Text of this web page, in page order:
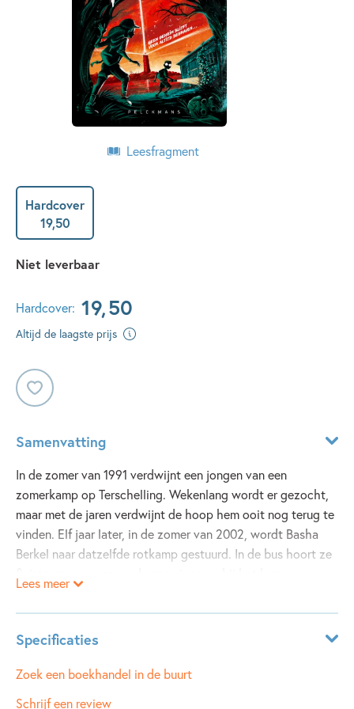
Leesfragment
Hardcover
19,50
Niet leverbaar
Hardcover: 19,50
Altijd de laagste prijs
Samenvatting
In de zomer van 1991 verdwijnt een jongen van een
zomerkamp op Terschelling. Wekenlang wordt er gezocht,
maar met de jaren verdwijnt de hoop hem ooit nog terug te
vinden. Elf jaar later, in de zomer van 2002, wordt Basha
Berkel naar datzelfde rotkamp gestuurd. In de bus hoort ze
beginnen de eerste spookverhalen en boven haar stapelbed
vindt Basha mysterieuze tekens in het hout gekrast.
met elf jaar ertussen. Over het terugverlangen naar vroeger,
het willen stilzetten van het nu en de angst voor de
Lees meer
Specificaties
ISBN: 9789463838009
NUR:
Zoek een boekhandel in de buurt
Schrijf een review